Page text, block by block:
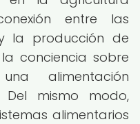
entre las
la producción de
conciencia sobre
alimentación
Del mismo modo,
alimentarios